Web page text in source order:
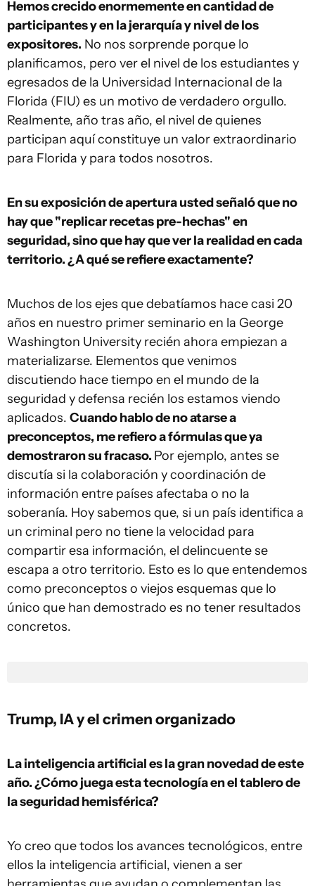
Hemos crecido enormemente en cantidad de
participantes y en la jerarquía y nivel de los
expositores. No nos sorprende porque lo
planificamos, pero ver el nivel de los estudiantes y
egresados de la Universidad Internacional de la
Florida (FIU) es un motivo de verdadero orgullo.
Realmente, año tras año, el nivel de quienes
participan aquí constituye un valor extraordinario
para Florida y para todos nosotros.
En su exposición de apertura usted señaló que no
hay que "replicar recetas pre-hechas" en
seguridad, sino que hay que ver la realidad en cada
territorio. ¿A qué se refiere exactamente?
Muchos de los ejes que debatíamos hace casi 20
años en nuestro primer seminario en la George
Washington University recién ahora empiezan a
materializarse. Elementos que venimos
discutiendo hace tiempo en el mundo de la
seguridad y defensa recién los estamos viendo
aplicados. Cuando hablo de no atarse a
preconceptos, me refiero a fórmulas que ya
demostraron su fracaso. Por ejemplo, antes se
discutía si la colaboración y coordinación de
información entre países afectaba o no la
soberanía. Hoy sabemos que, si un país identifica a
un criminal pero no tiene la velocidad para
compartir esa información, el delincuente se
escapa a otro territorio. Esto es lo que entendemos
como preconceptos o viejos esquemas que lo
único que han demostrado es no tener resultados
concretos.
Trump, IA y el crimen organizado
La inteligencia artificial es la gran novedad de este
año. ¿Cómo juega esta tecnología en el tablero de
la seguridad hemisférica?
Yo creo que todos los avances tecnológicos, entre
ellos la inteligencia artificial, vienen a ser